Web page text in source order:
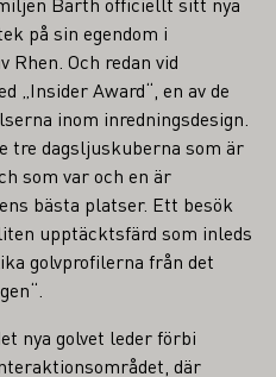
på sin egendom i
Rhen. Och redan vid
„Insider Award“, en av de
inom inredningsdesign.
tre dagsljuskuberna som är
som var och en är
bästa platser. Ett besök
upptäcktsfärd som inleds
golvprofilerna från det
nya golvet leder förbi
där